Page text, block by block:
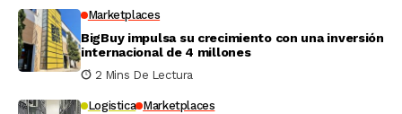
Marketplaces
BigBuy impulsa su crecimiento con una inversión
internacional de 4 millones
2 Mins De Lectura
Logistica Marketplaces